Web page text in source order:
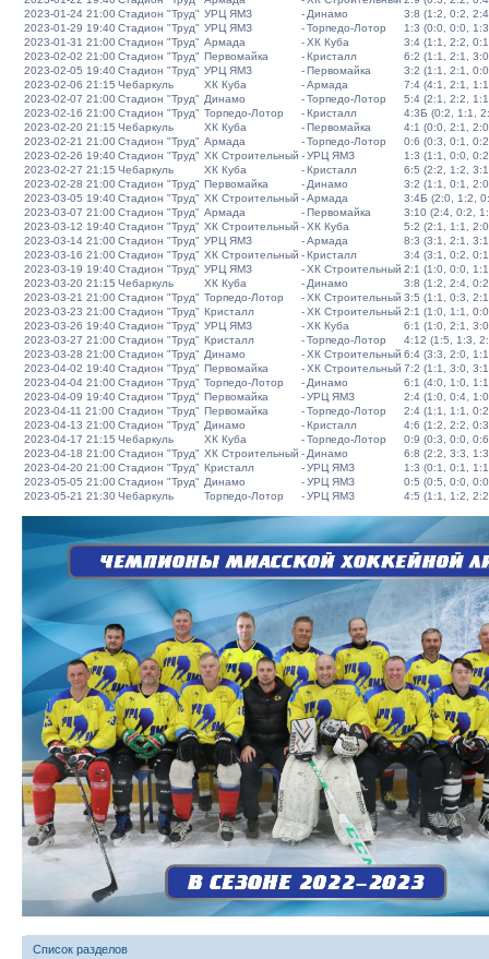
2023-01-24 21:00Стадион "Труд" УРЦ ЯМЗ - Динамо
3:8 (1:2, 0:2,
2023-01-29 19:40Стадион "Труд" УРЦ ЯМЗ -Торпедо-Лотор
1:3 (0:0, 0:0,
2023-01-31 21:00Стадион "Труд" Армада -ХК Куба
3:4 (1:1, 2:2,
2023-02-02 21:00Стадион "Труд" Первомайка -Кристалл
6:2 (1:1, 2:1,
2023-02-05 19:40Стадион "Труд" УРЦ ЯМЗ -Первомайка
3:2 (1:1, 2:1,
2023-02-06 21:15 Чебаркуль ХК Куба -Армада
7:4 (4:1, 2:1,
2023-02-07 21:00Стадион "Труд" Динамо -Торпедо-Лотор
5:4 (2:1, 2:2,
2023-02-16 21:00Стадион "Труд" Торпедо-Лотор -Кристалл
4:3Б (0:2, 1:1,
2023-02-20 21:15 Чебаркуль ХК Куба -Первомайка
4:1 (0:0, 2:1,
2023-02-21 21:00Стадион "Труд" Армада -Торпедо-Лотор
0:6 (0:3, 0:1,
2023-02-26 19:40Стадион "Труд" ХК Строительный -УРЦ ЯМЗ
1:3 (1:1, 0:0,
2023-02-27 21:15 Чебаркуль ХК Куба -Кристалл
6:5 (2:2, 1:2,
2023-02-28 21:00Стадион "Труд" Первомайка - Динамо
3:2 (1:1, 0:1,
2023-03-05 19:40Стадион "Труд" ХК Строительный -Армада
3:4Б (2:0, 1:2,
2023-03-07 21:00Стадион "Труд" Армада -Первомайка
3:10 (2:4, 0:2,
2023-03-12 19:40Стадион "Труд" ХК Строительный -ХК Куба
5:2 (2:1, 1:1,
2023-03-14 21:00Стадион "Труд" УРЦ ЯМЗ -Армада
8:3 (3:1, 2:1,
2023-03-16 21:00Стадион "Труд" ХК Строительный -Кристалл
3:4 (3:1, 0:2,
2023-03-19 19:40Стадион "Труд" УРЦ ЯМЗ -ХК Строительный 2:1 (1:0, 0:0,
2023-03-20 21:15 Чебаркуль ХК Куба - Динамо
3:8 (1:2, 2:4,
2023-03-21 21:00Стадион "Труд" Торпедо-Лотор -ХК Строительный 3:5 (1:1, 0:3,
2023-03-23 21:00Стадион "Труд" Кристалл -ХК Строительный 2:1 (1:0, 1:1,
2023-03-26 19:40Стадион "Труд" УРЦ ЯМЗ -ХК Куба
6:1 (1:0, 2:1,
2023-03-27 21:00Стадион "Труд" Кристалл -Торпедо-Лотор
4:12 (1:5, 1:3,
2023-03-28 21:00Стадион "Труд" Динамо -ХК Строительный 6:4 (3:3, 2:0,
2023-04-02 19:40Стадион "Труд" Первомайка -ХК Строительный 7:2 (1:1, 3:0,
2023-04-04 21:00Стадион "Труд" Торпедо-Лотор - Динамо
6:1 (4:0, 1:0,
2023-04-09 19:40Стадион "Труд" Первомайка -УРЦ ЯМЗ
2:4 (1:0, 0:4,
2023-04-11 21:00 Стадион "Труд" Первомайка -Торпедо-Лотор
2:4 (1:1, 1:1,
2023-04-13 21:00Стадион "Труд" Динамо -Кристалл
4:6 (1:2, 2:2,
2023-04-17 21:15 Чебаркуль ХК Куба -Торпедо-Лотор
0:9 (0:3, 0:0,
2023-04-18 21:00Стадион "Труд" ХК Строительный - Динамо
6:8 (2:2, 3:3,
2023-04-20 21:00Стадион "Труд" Кристалл -УРЦ ЯМЗ
1:3 (0:1, 0:1,
2023-05-05 21:00Стадион "Труд" Динамо -УРЦ ЯМЗ
0:5 (0:5, 0:0,
2023-05-21 21:30Чебаркуль Торпедо-Лотор -УРЦ ЯМЗ 4:5 (1:1, 1:2,
Список разделов